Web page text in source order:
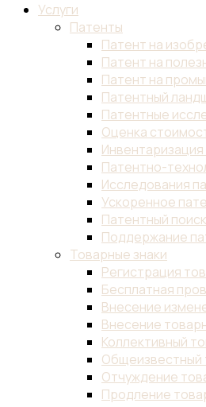
Услуги
Патенты
Патент на
Патент на
Патент на
Патентный
Патентные
Оценка
Патентно-
Исследования
Ускоренное
Патентный поиск
Поддержание
Товарные знаки
Регистрация
Бесплатная
Внесение
Внесение
Коллективный
Общеизвестный
Отчуждение
Продление